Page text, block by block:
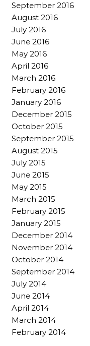
September 2016
August 2016
July 2016
June 2016
May 2016
April 2016
March 2016
February 2016
January 2016
December 2015
October 2015
September 2015
August 2015
July 2015
June 2015
May 2015
March 2015
February 2015
January 2015
December 2014
November 2014
October 2014
September 2014
July 2014
June 2014
April 2014
March 2014
February 2014